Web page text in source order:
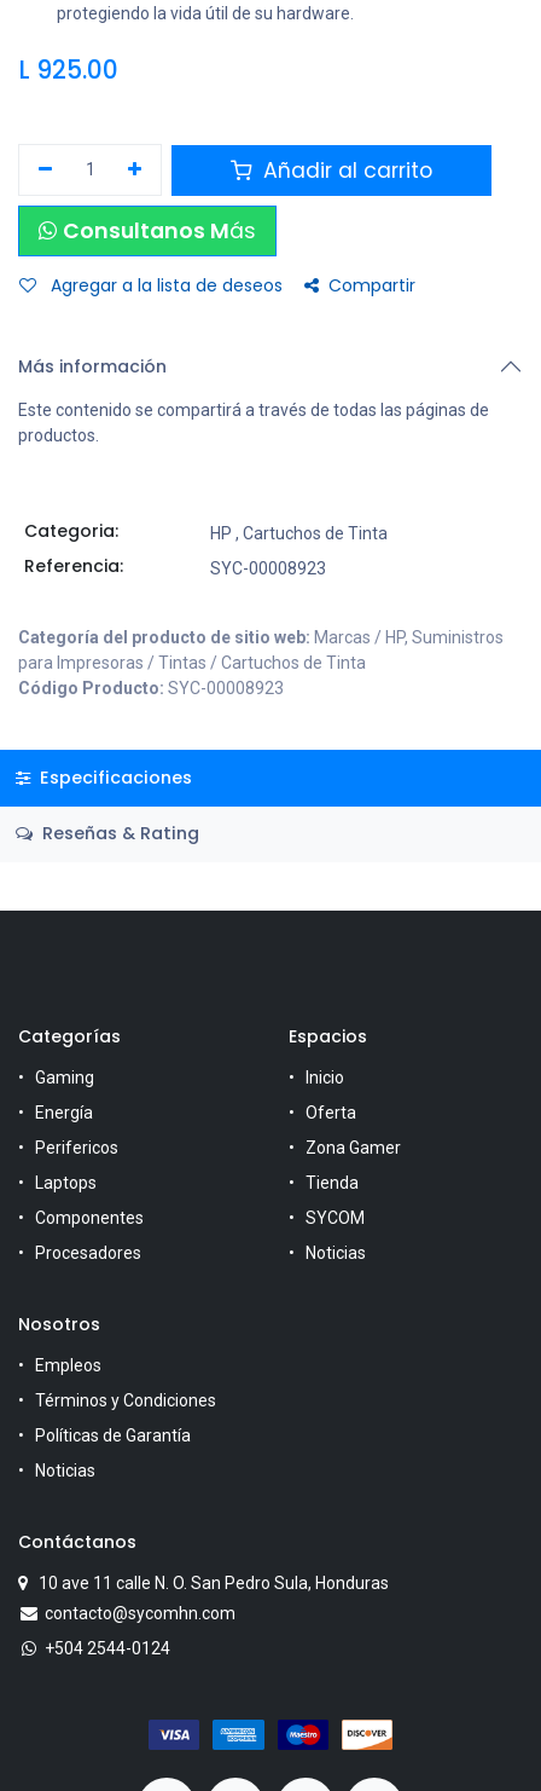
protegiendo la vida útil de su hardware.
L 925.00
Añadir al carrito
Consultanos Más
Agregar a la lista de deseos Compartir
Más información
Este contenido se compartirá a través de todas las páginas de
productos.
Categoria: HP , Cartuchos de Tinta
Referencia: SYC-00008923
Categoría del producto de sitio web: Marcas / HP, Suministros
para Impresoras / Tintas / Cartuchos de Tinta
Código Producto: SYC-00008923
Especificaciones
Reseñas & Rating
Categorías
Gaming
Energía
Perifericos
Laptops
Componentes
Procesadores
Espacios
Inicio
Oferta
Zona Gamer
Tienda
SYCOM
Noticias
Nosotros
Empleos
Términos y Condiciones
Políticas de Garantía
Noticias
Contáctanos
10 ave 11 calle N. O. San Pedro Sula, Honduras
contacto@sycomhn.com
+504 2544-0124